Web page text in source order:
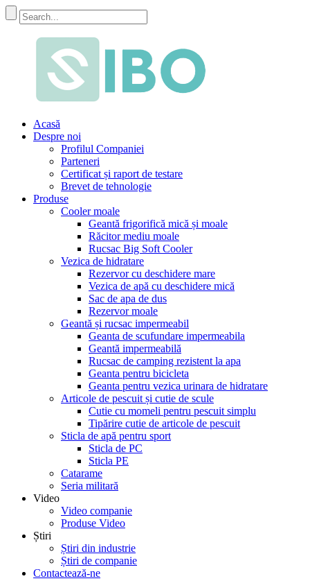
Acasă
Despre noi
Profilul Companiei
Parteneri
Certificat și raport de testare
Brevet de tehnologie
Produse
Cooler moale
Geantă frigorifică mică și moale
Răcitor mediu moale
Rucsac Big Soft Cooler
Vezica de hidratare
Rezervor cu deschidere mare
Vezica de apă cu deschidere mică
Sac de apa de dus
Rezervor moale
Geantă și rucsac impermeabil
Geanta de scufundare impermeabila
Geantă impermeabilă
Rucsac de camping rezistent la apa
Geanta pentru bicicleta
Geanta pentru vezica urinara de hidratare
Articole de pescuit și cutie de scule
Cutie cu momeli pentru pescuit simplu
Tipărire cutie de articole de pescuit
Sticla de apă pentru sport
Sticla de PC
Sticla PE
Catarame
Seria militară
Video
Video companie
Produse Video
Știri
Știri din industrie
Știri de companie
Contactează-ne